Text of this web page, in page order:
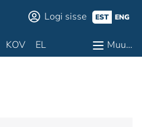
Logi sisse EST ENG
KOV EL Muu…